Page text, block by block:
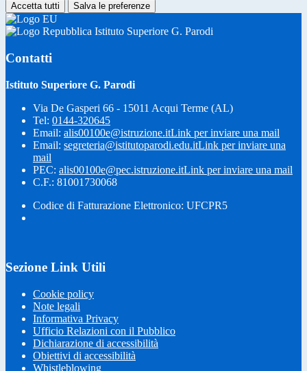
Accetta tutti Salva le preferenze
Istituto Superiore G. Parodi
Contatti
Istituto Superiore G. Parodi
Via De Gasperi 66 - 15011 Acqui Terme (AL)
Tel: 0144-320645
Email: alis00100e@istruzione.itLink per inviare una mail
Email: segreteria@istitutoparodi.edu.itLink per inviare una
mail
PEC: alis00100e@pec.istruzione.itLink per inviare una mail
C.F.: 81001730068
Codice di Fatturazione Elettronico: UFCPR5
Sezione Link Utili
Cookie policy
Note legali
Informativa Privacy
Ufficio Relazioni con il Pubblico
Dichiarazione di accessibilità
Obiettivi di accessibilità
Whistleblowing